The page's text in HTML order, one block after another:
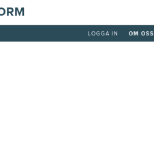
LOGGA IN OM OSS